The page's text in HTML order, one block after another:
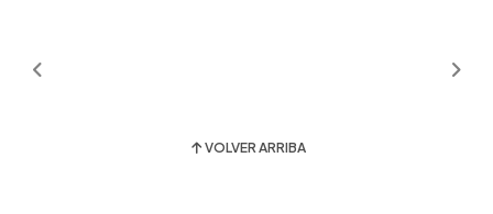
VOLVER ARRIBA